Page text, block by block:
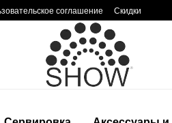
соглашение Скидки